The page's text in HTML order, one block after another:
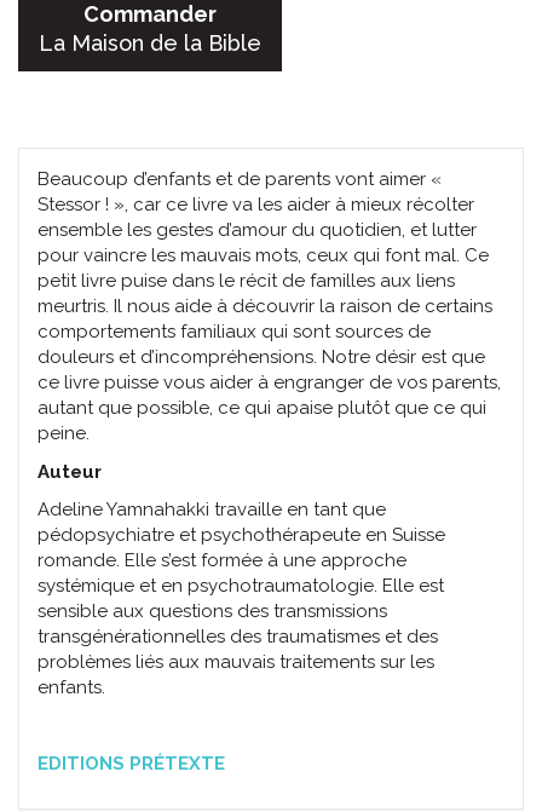
Commander
La Maison de la Bible
Beaucoup d’enfants et de parents vont aimer «
Stessor ! », car ce livre va les aider à mieux récolter
ensemble les gestes d’amour du quotidien, et lutter
pour vaincre les mauvais mots, ceux qui font mal. Ce
petit livre puise dans le récit de familles aux liens
meurtris. Il nous aide à découvrir la raison de certains
comportements familiaux qui sont sources de
douleurs et d’incompréhensions. Notre désir est que
ce livre puisse vous aider à engranger de vos parents,
autant que possible, ce qui apaise plutôt que ce qui
peine.
Auteur
Adeline Yamnahakki travaille en tant que
pédopsychiatre et psychothérapeute en Suisse
romande. Elle s’est formée à une approche
systémique et en psychotraumatologie. Elle est
sensible aux questions des transmissions
transgénérationnelles des traumatismes et des
problèmes liés aux mauvais traitements sur les
enfants.
EDITIONS PRÉTEXTE